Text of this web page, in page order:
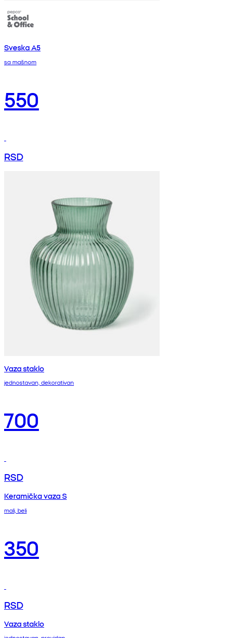
Sveska A5
sa mašnom
550
RSD
Vaza staklo
jednostavan, dekorativan
700
RSD
Keramička vaza S
mali, beli
350
RSD
Vaza staklo